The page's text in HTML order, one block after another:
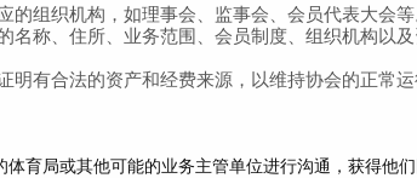
的组织机构，如理事会、监事会、会员代表大会等
名称、住所、业务范围、会员制度、组织机构以
明有合法的资产和经费来源，以维持协会的正常运
体育局或其他可能的业务主管单位进行沟通，获得他